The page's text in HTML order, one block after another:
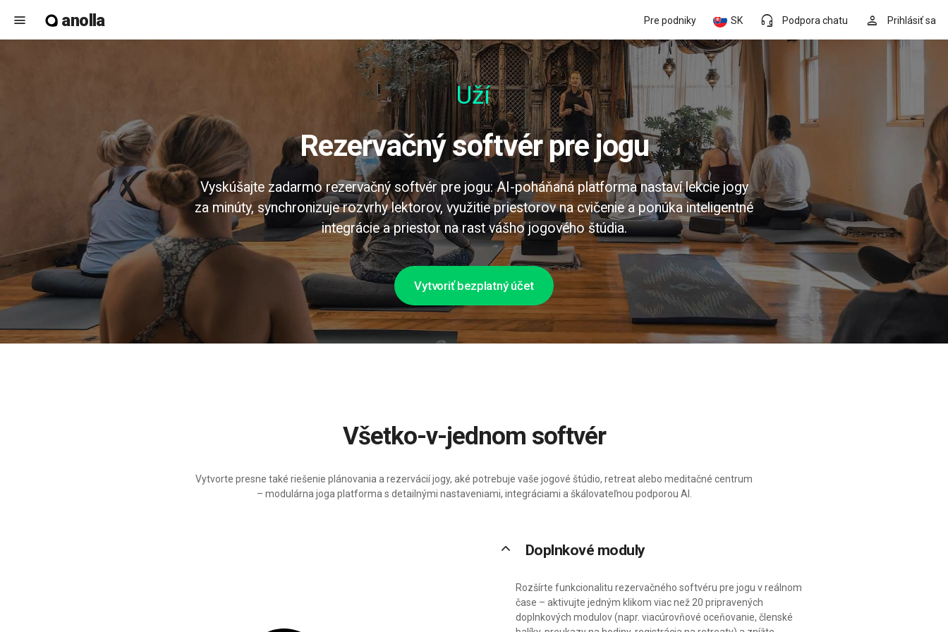
menu anolla person Prihlásiť sa
headset_mic Podpora chatu
SK
Pre podniky
Užívateľ
Rezervačný softvér pre jogu
Vyskúšajte zadarmo rezervačný softvér pre jogu: AI-poháňaná platforma nastaví lekcie jogy
za minúty, synchronizuje rozvrhy lektorov, využitie priestorov na cvičenie a ponúka inteligentné
integrácie a priestor na rast vášho jogového štúdia.
Vytvoriť bezplatný účet
Všetko-v-jednom softvér
Vytvorte presne také riešenie plánovania a rezervácií jogy, aké potrebuje vaše jogové štúdio, retreat alebo meditačné centrum
– modulárna joga platforma s detailnými nastaveniami, integráciami a škálovateľnou podporou AI.
keyboard_arrow_up Doplnkové moduly
Rozšírte funkcionalitu rezervačného softvéru pre jogu v reálnom
čase – aktivujte jedným klikom viac než 20 pripravených
doplnkových modulov (napr. viacúrovňové oceňovanie, členské